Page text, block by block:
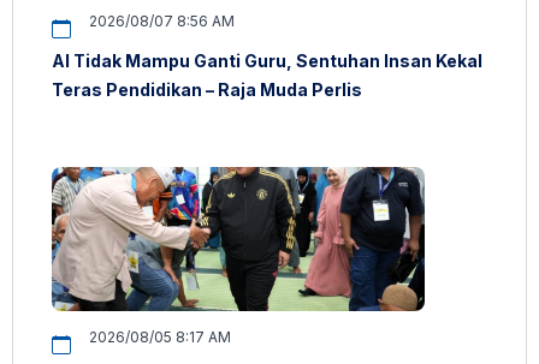
2026/08/07 8:56 AM
AI Tidak Mampu Ganti Guru, Sentuhan Insan Kekal
Teras Pendidikan – Raja Muda Perlis
2026/08/05 8:17 AM